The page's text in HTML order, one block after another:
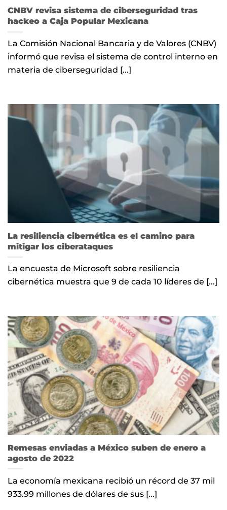
CNBV revisa sistema de ciberseguridad tras
hackeo a Caja Popular Mexicana
La Comisión Nacional Bancaria y de Valores (CNBV)
informó que revisa el sistema de control interno en
materia de ciberseguridad [...]
La resiliencia cibernética es el camino para
mitigar los ciberataques
La encuesta de Microsoft sobre resiliencia
cibernética muestra que 9 de cada 10 líderes de [...]
Remesas enviadas a México suben de enero a
agosto de 2022
La economía mexicana recibió un récord de 37 mil
933.99 millones de dólares de sus [...]